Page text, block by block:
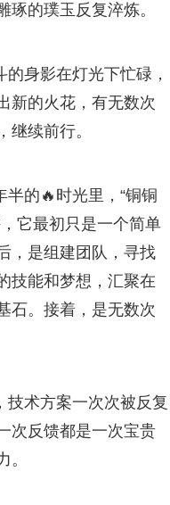
的璞玉反复淬炼。
身影在灯光下忙碌，
新的火花，有无数次
继续前行。
的🔥时光里，“铜铜
它最初只是一个简单
，是组建团队，寻找
技能和梦想，汇聚在
石。接着，是无数次
技术方案一次次被反复
次反馈都是一次宝贵
。